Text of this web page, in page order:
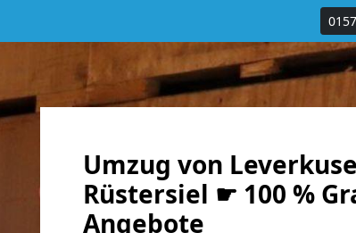
Umzug von
Rüstersiel ☛ 100 %
Angebote